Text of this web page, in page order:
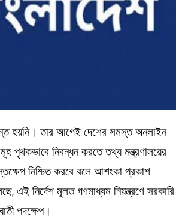
পৃথকভাবে নিবন্ধন করতে তথ্য মন্ত্রণালয়ের
নিশ্চিত করবে বলে আশংকা প্রকাশ
এই নির্দেশ মূলত গণমাধ্যম নিয়ন্ত্রণে সরকারি
পদক্ষেপ।